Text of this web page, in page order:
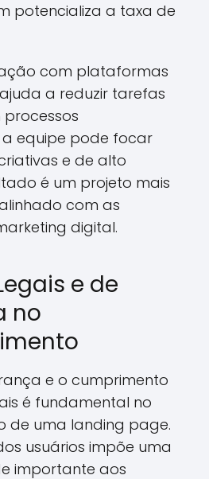
potencializa a taxa de
com plataformas
a reduzir tarefas
processos
equipe pode focar
e de alto
é um projeto mais
com as
digital.
e de
no
e o cumprimento
é fundamental no
de uma landing page.
usuários impõe uma
importante aos